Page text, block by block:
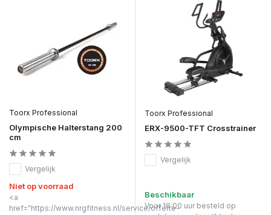
Toorx Professional
Olympische Halterstang 200
cm
Vergelijk
Niet op voorraad
<a
href="https://www.nrgfitness.nl/service/offerte-
Toorx Professional
ERX-9500-TFT Crosstrainer
Vergelijk
Beschikbaar
Voor 16:00 uur besteld op